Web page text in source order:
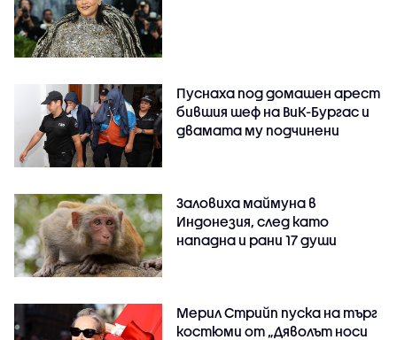
Пуснаха под домашен арест
бившия шеф на ВиК-Бургас и
двамата му подчинени
Заловиха маймуна в
Индонезия, след като
нападна и рани 17 души
Мерил Стрийп пуска на търг
костюми от „Дяволът носи